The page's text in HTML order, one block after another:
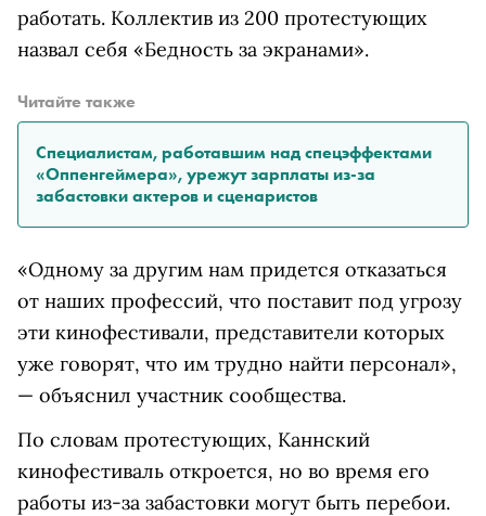
работать. Коллектив из 200 протестующих
назвал себя «Бедность за экранами».
Читайте также
Специалистам, работавшим над спецэффектами
«Оппенгеймера», урежут зарплаты из-за
забастовки актеров и сценаристов
«Одному за другим нам придется отказаться
от наших профессий, что поставит под угрозу
эти кинофестивали, представители которых
уже говорят, что им трудно найти персонал»,
— объяснил участник сообщества.
По словам протестующих, Каннский
кинофестиваль откроется, но во время его
работы из-за забастовки могут быть перебои.